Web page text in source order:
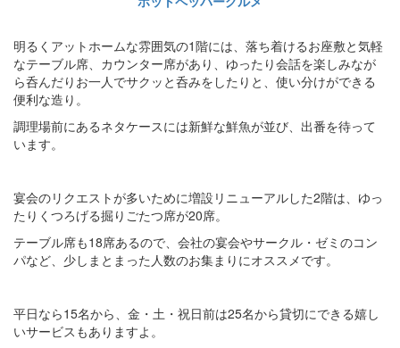
明るくアットホームな雰囲気の1階には、落ち着けるお座敷と気軽
なテーブル席、カウンター席があり、ゆったり会話を楽しみなが
ら呑んだりお一人でサクッと呑みをしたりと、使い分けができる
便利な造り。
調理場前にあるネタケースには新鮮な鮮魚が並び、出番を待って
います。
宴会のリクエストが多いために増設リニューアルした2階は、ゆっ
たりくつろげる掘りごたつ席が20席。
テーブル席も18席あるので、会社の宴会やサークル・ゼミのコン
パなど、少しまとまった人数のお集まりにオススメです。
平日なら15名から、金・土・祝日前は25名から貸切にできる嬉し
いサービスもありますよ。